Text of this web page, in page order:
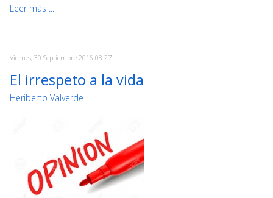
Leer más ...
Viernes, 30 Septiembre 2016 08:27
El irrespeto a la vida
Heriberto Valverde